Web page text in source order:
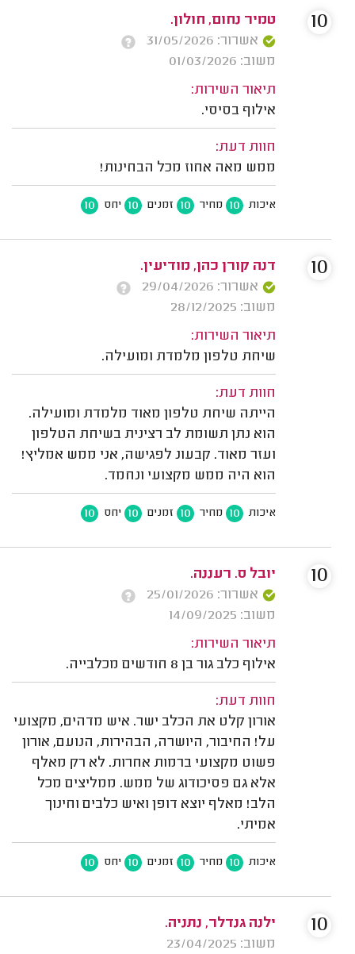
טמיר נחום, חולון.
אשרור: 31/05/2026
משוב: 01/03/2026
תיאור השירות:
אילוף בסיסי.
חוות דעת:
ממש מאה אחוז מכל הבחינות!
איכות 10 מחיר 10 זמנים 10 יחס 10
10
דנה קורן כהן, מודיעין.
אשרור: 29/04/2026
משוב: 28/12/2025
תיאור השירות:
שיחת טלפון מלמדת ומועילה.
חוות דעת:
הייתה שיחת טלפון מאוד מלמדת ומועילה.
הוא נתן תשומת לב רצינית בשיחת הטלפון
ועזר מאוד. קבעונ לפגישה, אני ממש אמליץ!
הוא היה ממש מקצועי ונחמד.
איכות 10 מחיר 10 זמנים 10 יחס 10
10
יובל ס. רעננה.
אשרור: 25/01/2026
משוב: 14/09/2025
תיאור השירות:
אילוף כלב גור בן 8 חודשים מכלבייה.
חוות דעת:
אורון קלט את הכלב ישר. איש מדהים, מקצועי
על! החיבור, היושרה, הבהירות, הנועם, אורון
פשוט מקצועי ברמות אחרות. לא רק מאלף
אלא גם פסיכודוג של ממש. ממליצים מכל
הלב! מאלף יוצא דופן ואיש כלבים וחינוך
אמיתי.
איכות 10 מחיר 10 זמנים 10 יחס 10
10
ילנה גנדלר, נתניה.
משוב: 23/04/2025
10